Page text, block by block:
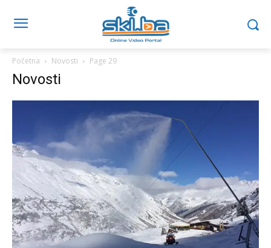
Početna Novosti Page 29
Novosti